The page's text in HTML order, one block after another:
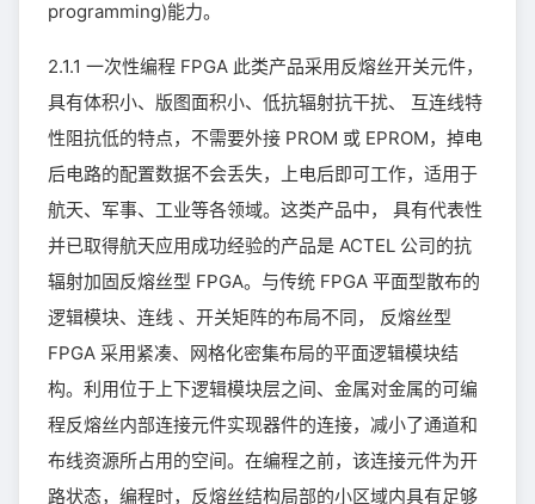
programming)能力。
2.1.1 一次性编程 FPGA 此类产品采用反熔丝开关元件，
具有体积小、版图面积小、低抗辐射抗干扰、 互连线特
性阻抗低的特点，不需要外接 PROM 或 EPROM，掉电
后电路的配置数据不会丢失，上电后即可工作，适用于
航天、军事、工业等各领域。这类产品中， 具有代表性
并已取得航天应用成功经验的产品是 ACTEL 公司的抗
辐射加固反熔丝型 FPGA。与传统 FPGA 平面型散布的
逻辑模块、连线 、开关矩阵的布局不同， 反熔丝型
FPGA 采用紧凑、网格化密集布局的平面逻辑模块结
构。利用位于上下逻辑模块层之间、金属对金属的可编
程反熔丝内部连接元件实现器件的连接，减小了通道和
布线资源所占用的空间。在编程之前，该连接元件为开
路状态，编程时，反熔丝结构局部的小区域内具有足够